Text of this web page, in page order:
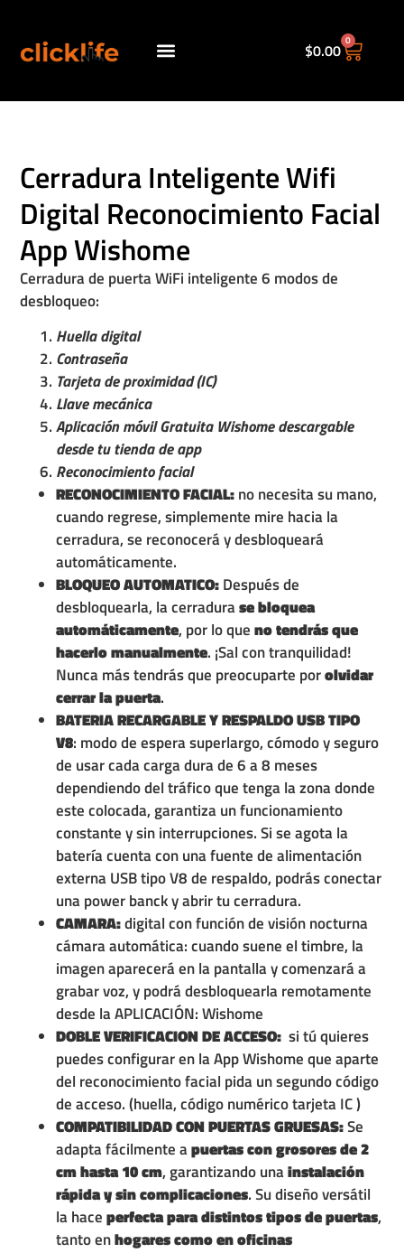
$0.00 0
Cerradura Inteligente Wifi
Digital Reconocimiento Facial
App Wishome
Cerradura de puerta WiFi inteligente 6 modos de
desbloqueo:
Huella digital
Contraseña
Tarjeta de proximidad (IC)
Llave mecánica
Aplicación móvil Gratuita Wishome descargable
desde tu tienda de app
Reconocimiento facial
RECONOCIMIENTO FACIAL:no necesita su mano,
cuando regrese, simplemente mire hacia la
cerradura, se reconocerá y desbloqueará
automáticamente.
BLOQUEO AUTOMATICO:Después de
desbloquearla, la cerradurase bloquea
automáticamente, por lo queno tendrás que
hacerlo manualmente. ¡Sal con tranquilidad!
Nunca más tendrás que preocuparte porolvidar
cerrar la puerta.
BATERIA RECARGABLE Y RESPALDO USB TIPO
V8: modo de espera superlargo, cómodo y seguro
de usar cada carga dura de 6 a 8 meses
dependiendo del tráfico que tenga la zona donde
este colocada, garantiza un funcionamiento
constante y sin interrupciones. Si se agota la
batería cuenta con una fuente de alimentación
externa USB tipo V8 de respaldo, podrás conectar
una power banck y abrir tu cerradura.
CAMARA:digital con función de visión nocturna
cámara automática: cuando suene el timbre, la
imagen aparecerá en la pantalla y comenzará a
grabar voz, y podrá desbloquearla remotamente
desde la APLICACIÓN: Wishome
DOBLE VERIFICACION DE ACCESO: si tú quieres
puedes configurar en la App Wishome que aparte
del reconocimiento facial pida un segundo código
de acceso. (huella, código numérico tarjeta IC )
COMPATIBILIDAD CON PUERTAS GRUESAS:Se
adapta fácilmente apuertas con grosores de 2
cm hasta 10 cm, garantizando unainstalación
rápida y sin complicaciones. Su diseño versátil
la haceperfecta para distintos tipos de puertas,
tanto enhogares como en oficinas